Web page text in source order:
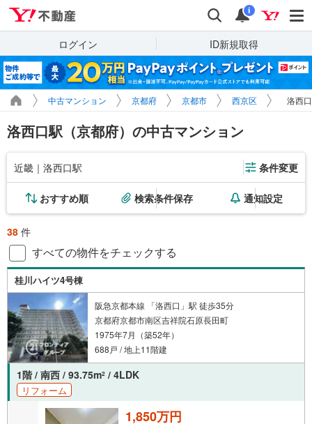
検索 通知
i
ログイン ID新規取得
中古マンション 京都府 京都市 西京区 洛西
洛西口駅（京都府）の中古マンション
近畿｜洛西口駅 条件変更
おすすめ順 検索条件保存 通知設定
38 件
すべての物件をチェックする
桂川ハイツ4号棟
阪急京都本線 「洛西口」駅 徒歩35分
京都府京都市南区吉祥院石原長田町
1975年7月（築52年）
688戸 / 地上11階建
1階 / 南西 / 93.75m2 / 4LDK
リフォーム
1,850万円